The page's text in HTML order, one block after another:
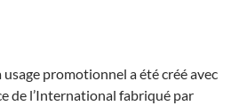
promotionnel a été créé avec
de l’International fabriqué par